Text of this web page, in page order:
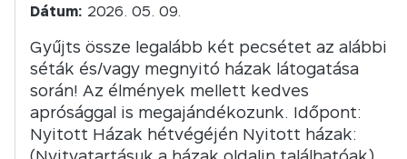
Dátum: 2026. 05. 09.
Gyűjts össze legalább két pecsétet az alábbi
séták és/vagy megnyitó házak látogatása
során! Az élmények mellett kedves
aprósággal is megajándékozunk. Időpont:
Nyitott Házak hétvégéjén Nyitott házak: